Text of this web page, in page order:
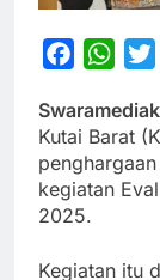
Facebook
Kutai Barat
kegiatan
2025.
Kegiatan itu